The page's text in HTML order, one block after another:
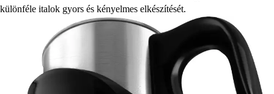
különféle italok gyors és kényelmes elkészítését.